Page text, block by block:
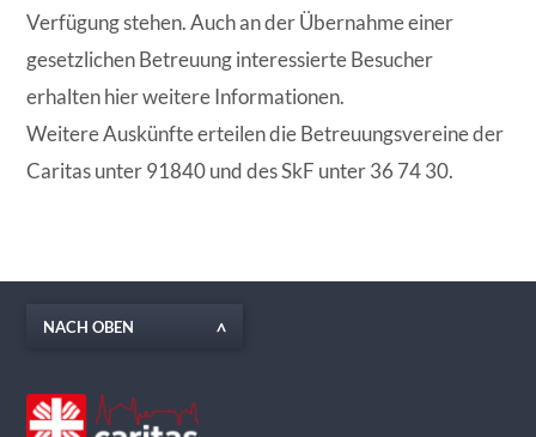
Verfügung stehen. Auch an der Übernahme einer
gesetzlichen Betreuung interessierte Besucher
erhalten hier weitere Informationen.
Weitere Auskünfte erteilen die Betreuungsvereine der
Caritas unter 91840 und des SkF unter 36 74 30.
NACH OBEN